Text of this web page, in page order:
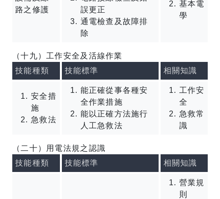
路之修護
誤更正
通電檢查及故障排
除
基本電
學
（十九）工作安全及活線作業
技能種類
技能標準 相關知識
安全措
施
急救法
能正確從事各種安
全作業措施
能以正確方法施行
人工急救法
工作安
全
急救常
識
（二十）用電法規之認識
技能種類
技能標準 相關知識
營業規
則